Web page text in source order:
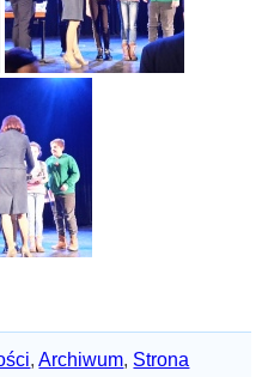
,Archiwum, Strona